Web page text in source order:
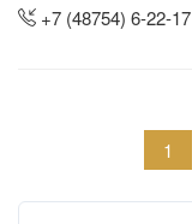
+7 (48754) 6-22-17
1